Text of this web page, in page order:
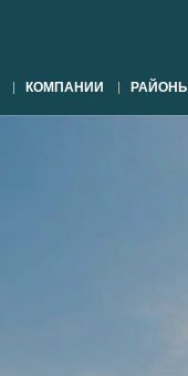
КОМПАНИИ РАЙОНЫ